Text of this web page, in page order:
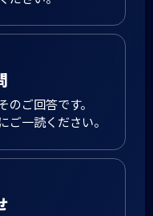
のご回答です。
ご一読ください。